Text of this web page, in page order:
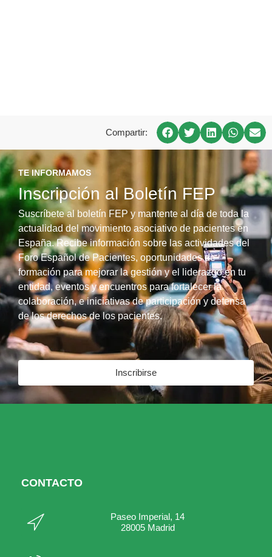
Compartir:
TE INFORMAMOS
Inscripción al Boletín FEP
Suscríbete al boletín FEP y mantente al día de toda la
actualidad del movimiento asociativo de pacientes en
España. Recibe información sobre las actividades del
Foro Español de Pacientes, oportunidades de
formación para mejorar la gestión y el liderazgo en tu
entidad, eventos y encuentros para fortalecer la
colaboración, e iniciativas de participación y defensa
de los derechos de los pacientes.
Inscribirse
CONTACTO
Paseo Imperial, 14
28005 Madrid